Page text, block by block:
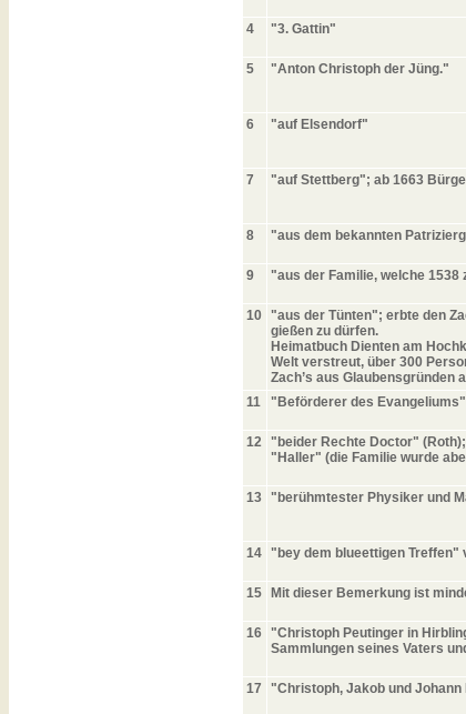
4 "3. Gattin"
5 "Anton Christoph der Jüng."
6 "auf Elsendorf"
7 "auf Stettberg"; ab 1663
8 "aus dem bekannten
9 "aus der Familie, welche
10 "aus der Tünten"; erbte den
gießen zu dürfen.
Heimatbuch Dienten am
Welt verstreut, über 300
Zach’s aus
11 "Beförderer des
12 "beider Rechte Doctor"
"Haller" (die Familie wurde
13 "berühmtester Physiker und
14 "bey dem blueettigen Treffen"
15 Mit dieser Bemerkung ist
16 "Christoph Peutinger in
Sammlungen seines Vaters
17 "Christoph, Jakob und Johann